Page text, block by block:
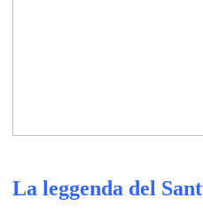
La leggenda del